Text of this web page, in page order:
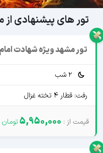
تور های پیشنهادی از
تور مشهد ویژه شهادت امام
2 شب
رفت: قطار 4 تخته غزال
5,950,000